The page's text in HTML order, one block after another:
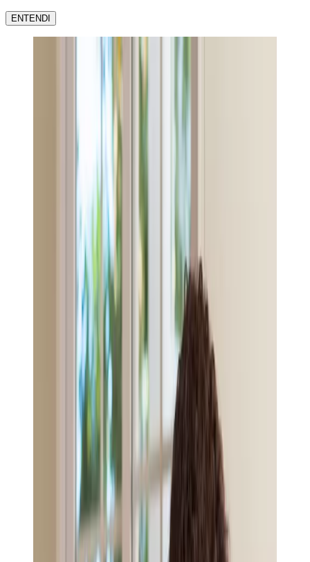
ENTENDI